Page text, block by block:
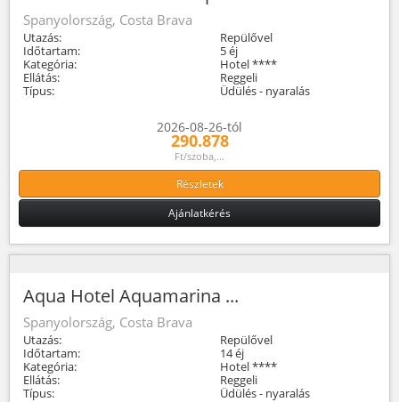
Spanyolország, Costa Brava
Utazás:
Repülővel
Időtartam:
5 éj
Kategória:
Hotel ****
Ellátás:
Reggeli
Típus:
Üdülés - nyaralás
2026-08-26-tól
290.878
Ft/szoba,...
Részletek
Ajánlatkérés
Aqua Hotel Aquamarina ...
Spanyolország, Costa Brava
Utazás:
Repülővel
Időtartam:
14 éj
Kategória:
Hotel ****
Ellátás:
Reggeli
Típus:
Üdülés - nyaralás